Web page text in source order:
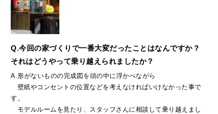
Q.今回の家づくりで一番大変だったことはなんですか？
それはどうやって乗り越えられましたか？
A.形がないものの完成図を頭の中に浮かべながら
壁紙やコンセントの位置などを考えなければいけなかった事で
す。
モデルルームを見たり、スタッフさんに相談して乗り越えまし